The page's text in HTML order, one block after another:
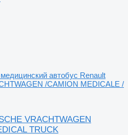
медицинский автобус Renault
/CAMION MEDICALE /
VRACHTWAGEN
TRUCK